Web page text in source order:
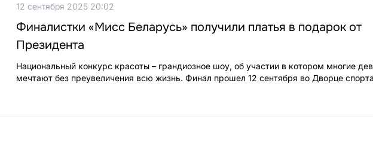
12 сентября 2025 20:02
Финалистки «Мисс Беларусь» получили платья в подарок от
Президента
Национальный конкурс красоты – грандиозное шоу, об участии в котором многие
мечтают без преувеличения всю жизнь. Финал прошел 12 сентября во Дворце